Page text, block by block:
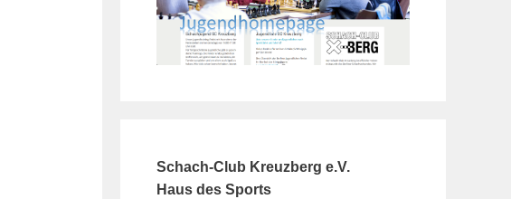
Schach-Club Kreuzberg e.V.
Haus des Sports